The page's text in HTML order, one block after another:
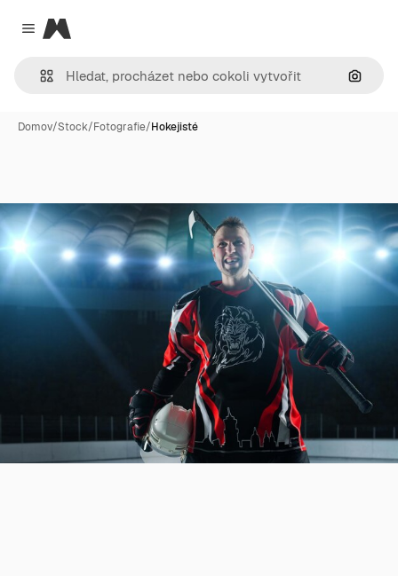
Close menu
Magnific
Hledat
Domov/Stock/Fotografie/Hokejisté